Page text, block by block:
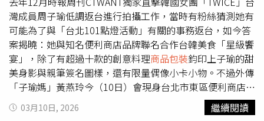
為那是ろへろへ」。
灣成員周子瑜低調返台進行拍攝工作，當時有粉絲猜測她有
可能為了與「台北101點燈活動」有關的事務返台，如今答
案揭曉：她與知名便利商店品牌聯名合作台韓美食「星級饗
宴」，除了有超過十款的創意料理商品包裝鈞印上子瑜的甜
美身影與親筆簽名圖樣，還有限量偶像小卡小物。不過外傳
「子瑜媽」黃燕玲今（10日）會現身台北市東區便利商店站
台，吸引不少媒體與粉絲等候，但最後是烏龍傳言。收工時
的周子瑜沒戴帽子，在媽媽的陪伴下神情看來放鬆不少。
03月10日, 2026 繼續閱讀